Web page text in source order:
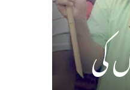
گرفتار57لوگو ں کی